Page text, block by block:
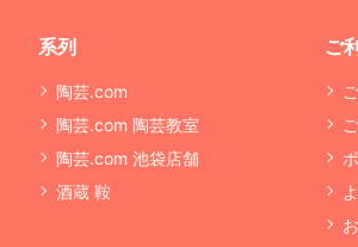
系列
陶芸.com
陶芸.com 陶芸教室
陶芸.com 池袋店舗
酒蔵 鞍
ご